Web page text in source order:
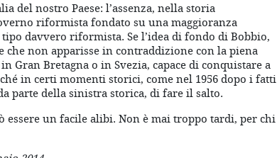
del nostro Paese: l’assenza, nella storia
riformista fondato su una maggioranza
davvero riformista. Se l’idea di fondo di Bobbio,
non apparisse in contraddizione con la piena
Gran Bretagna o in Svezia, capace di conquistare a
in certi momenti storici, come nel 1956 dopo i fatti
parte della sinistra storica, di fare il salto.
essere un facile alibi. Non è mai troppo tardi, per chi